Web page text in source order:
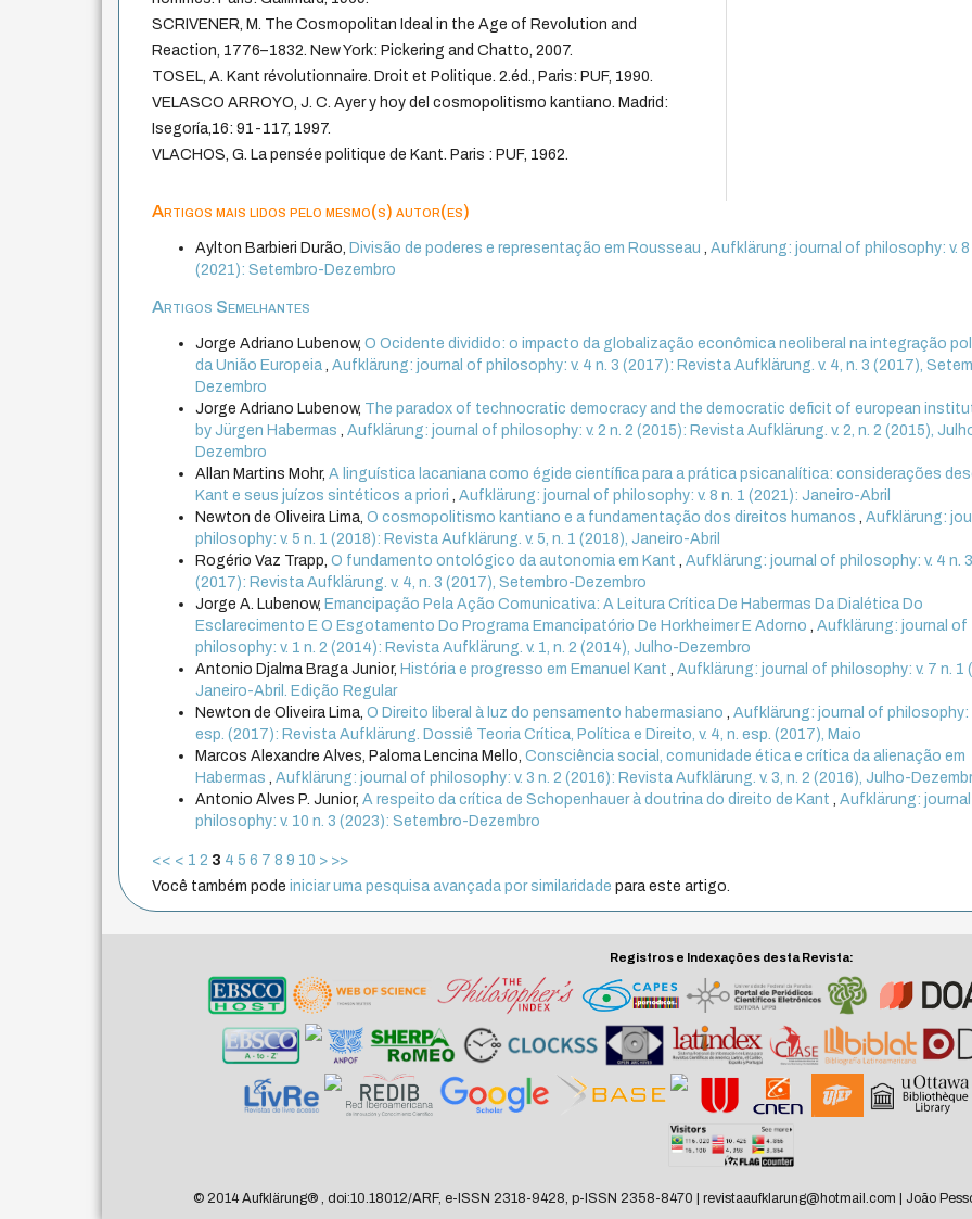
SCRIVENER, M. The Cosmopolitan Ideal in the Age of Revolution and
Reaction, 1776–1832. New York: Pickering and Chatto, 2007.
TOSEL, A. Kant révolutionnaire. Droit et Politique. 2.éd., Paris: PUF, 1990.
VELASCO ARROYO, J. C. Ayer y hoy del cosmopolitismo kantiano. Madrid:
Isegoría,16: 91-117, 1997.
VLACHOS, G. La pensée politique de Kant. Paris : PUF, 1962.
Artigos mais lidos pelo mesmo(s) autor(es)
Aylton Barbieri Durão, Divisão de poderes e representação em Rousseau ,Aufklärung: journal of philosophy: v. 8
(2021): Setembro-Dezembro
Artigos Semelhantes
Jorge Adriano Lubenow,O Ocidente dividido: o impacto da globalização econômica neoliberal na integração
da União Europeia ,Aufklärung: journal of philosophy: v. 4 n. 3 (2017): Revista Aufklärung. v. 4, n. 3 (2017),
Dezembro
Jorge Adriano Lubenow, The paradox of technocratic democracy and the democratic deficit of european
by Jürgen Habermas
,Aufklärung: journal of philosophy: v. 2 n. 2 (2015): Revista Aufklärung. v. 2, n. 2 (2015),
Dezembro
Allan Martins Mohr,A linguística lacaniana como égide científica para a prática psicanalítica: considerações
Kant e seus juízos sintéticos a priori
,Aufklärung: journal of philosophy: v. 8 n. 1 (2021): Janeiro-Abril
Newton de Oliveira Lima,O cosmopolitismo kantiano e a fundamentação dos direitos humanos ,Aufklärung:
philosophy: v. 5 n. 1 (2018): Revista Aufklärung. v. 5, n. 1 (2018), Janeiro-Abril
Rogério Vaz Trapp,O fundamento ontológico da autonomia em Kant ,Aufklärung: journal of philosophy: v. 4 n. 3
(2017): Revista Aufklärung. v. 4, n. 3 (2017), Setembro-Dezembro
Jorge A. Lubenow, Emancipação Pela Ação Comunicativa: A Leitura Crítica De Habermas Da Dialética Do
Esclarecimento E O Esgotamento Do Programa Emancipatório De Horkheimer E Adorno
,Aufklärung: journal of
philosophy: v. 1 n. 2 (2014): Revista Aufklärung. v. 1, n. 2 (2014), Julho-Dezembro
Antonio Djalma Braga Junior, História e progresso em Emanuel Kant ,Aufklärung: journal of philosophy: v. 7 n. 1
Janeiro-Abril. Edição Regular
Newton de Oliveira Lima,O Direito liberal à luz do pensamento habermasiano ,Aufklärung: journal of philosophy:
esp. (2017): Revista Aufklärung. Dossiê Teoria Crítica, Política e Direito, v. 4, n. esp. (2017), Maio
Marcos Alexandre Alves, Paloma Lencina Mello,Consciência social, comunidade ética e crítica da alienação em
Habermas
,Aufklärung: journal of philosophy: v. 3 n. 2 (2016): Revista Aufklärung. v. 3, n. 2 (2016), Julho-
Antonio Alves P. Junior,A respeito da crítica de Schopenhauer à doutrina do direito de Kant ,Aufklärung:
philosophy: v. 10 n. 3 (2023): Setembro-Dezembro
<< < 1 2 3 4 5 6 7 8 9 10 > >>
Você também podeiniciar uma pesquisa avançada por similaridade para este artigo.
Registros e Indexações desta Revista:
© 2014 Aufklärung®, doi:10.18012/ARF, e-ISSN 2318-9428, p-ISSN 2358-8470 | revistaaufklarung@hotmail.com | João